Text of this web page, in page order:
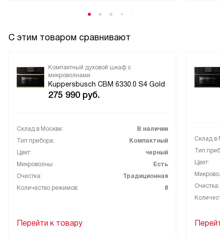
С этим товаром сравнивают
Компактный духовой шкаф с
микроволнами
Kuppersbusch CBM 6330.0 S4 Gold
275 990 руб.
Склад в Москве:
В наличии
Тип прибора:
Компактный
Цвет:
черный
Микроволны:
Есть
Очистка:
Традиционная
Количество режимов:
8
Перейти к товару
Склад в
Тип
Цвет:
Очистка: